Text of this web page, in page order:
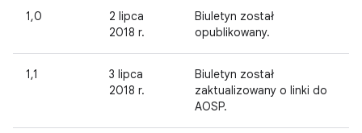
1,0
2 lipca
2018 r.
Biuletyn został
opublikowany.
1,1
3 lipca
2018 r.
Biuletyn został
zaktualizowany o linki do
AOSP.